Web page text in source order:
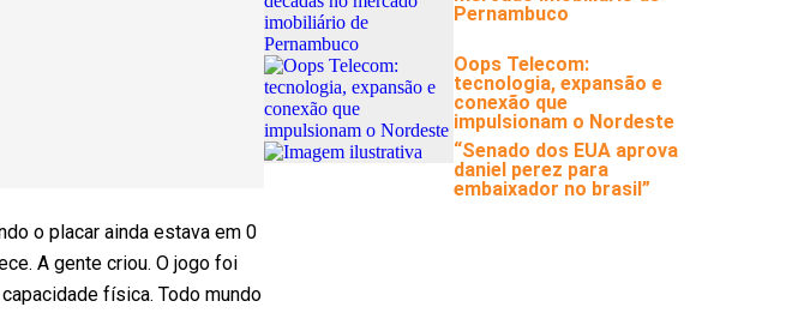
o placar ainda estava em 0
A gente criou. O jogo foi
física. Todo mundo